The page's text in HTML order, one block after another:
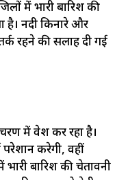
में भारी बारिश की
है। नदी किनारे और
रहने की सलाह दी गई
में प्रवेश कर रहा है।
करेगी, वहीं
बारिश की चेतावनी